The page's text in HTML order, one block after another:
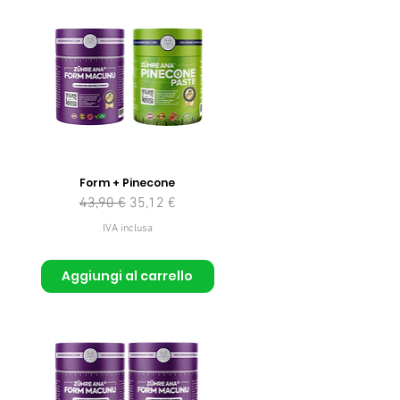
Form + Pinecone
Prezzo regolare
43,90 € Prezzo scontato
35,12 €
IVA inclusa
Aggiungi al carrello